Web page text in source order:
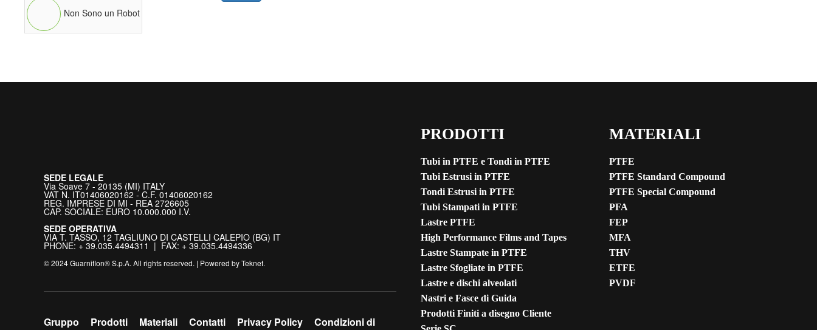
Non Sono un Robot
SEDE LEGALE
Via Soave 7 - 20135 (MI) ITALY
VAT N. IT01406020162 - C.F. 01406020162
REG. IMPRESE DI MI - REA 2726605
CAP. SOCIALE: EURO 10.000.000 I.V.
SEDE OPERATIVA
VIA T. TASSO, 12 TAGLIUNO DI CASTELLI CALEPIO (BG) IT
PHONE: + 39.035.4494311 | FAX: + 39.035.4494336
© 2024 Guarniflon® S.p.A. All rights reserved. | Powered byTeknet.
Gruppo Prodotti Materiali Contatti Privacy Policy
Condizioni di
PRODOTTI
Tubi in PTFE e Tondi in PTFE
Tubi Estrusi in PTFE
Tondi Estrusi in PTFE
Tubi Stampati in PTFE
Lastre PTFE
High Performance Films and Tapes
Lastre Stampate in PTFE
Lastre Sfogliate in PTFE
Lastre e dischi alveolati
Nastri e Fasce di Guida
Prodotti Finiti a disegno Cliente
MATERIALI
PTFE
PTFE Standard Compound
PTFE Special Compound
PFA
FEP
MFA
THV
ETFE
PVDF